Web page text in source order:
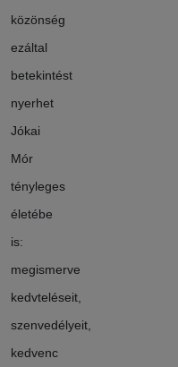
közönség
ezáltal
betekintést
nyerhet
Jókai
Mór
tényleges
életébe
is:
megismerve
kedvteléseit,
szenvedélyeit,
kedvenc